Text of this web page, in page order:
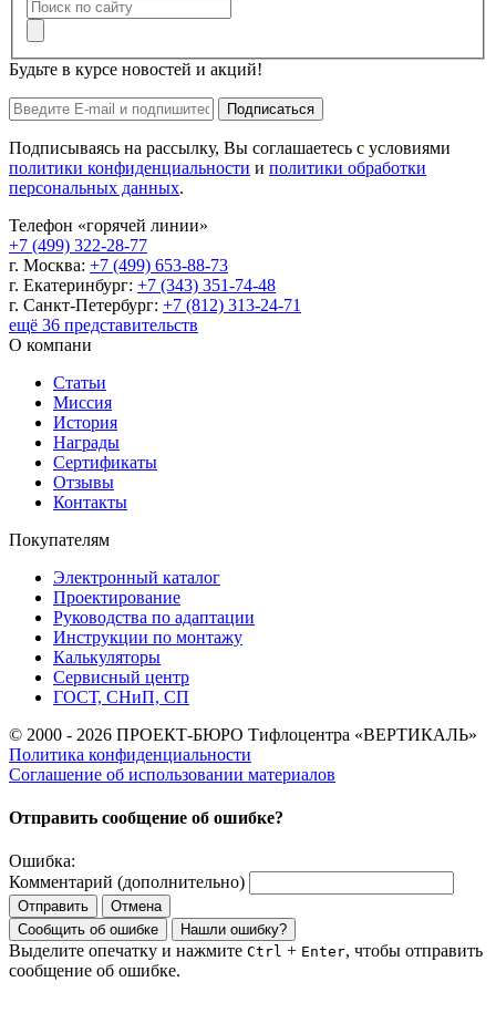
Будьте в курсе новостей и акций!
Подписаться
Подписываясь на рассылку, Вы соглашаетесь с условиями
политики конфиденциальности и политики обработки
персональных данных.
Телефон «горячей линии»
+7 (499) 322-28-77
г. Москва: +7 (499) 653-88-73
г. Екатеринбург: +7 (343) 351-74-48
г. Санкт-Петербург: +7 (812) 313-24-71
ещё 36 представительств
О компани
Статьи
Миссия
История
Награды
Сертификаты
Отзывы
Контакты
Покупателям
Электронный каталог
Проектирование
Руководства по адаптации
Инструкции по монтажу
Калькуляторы
Сервисный центр
ГОСТ, СНиП, СП
© 2000 - 2026 ПРОЕКТ-БЮРО Тифлоцентра «ВЕРТИКАЛЬ»
Политика конфиденциальности
Соглашение об использовании материалов
Отправить сообщение об ошибке?
Ошибка:
Комментарий (дополнительно)
Отправить
Отмена
Сообщить об ошибке
Нашли ошибку?
Выделите опечатку и нажмите Ctrl + Enter, чтобы отправить
сообщение об ошибке.